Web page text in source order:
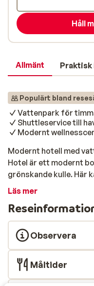
Allmänt
Populärt bland
Vattenpark för
Shuttleservice till
Modernt
Modernt hotell med
Hotel är ett modernt
grönskande kulle. Här
vistelse med hela
av på SPA:et medan
Hotellet stoltserar
otaliga
med barnen. För en
poolområde där du
Den fina
från hotellet och du
Läs mer
Observera
Måltider
Håll